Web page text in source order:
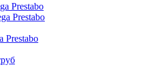
Prestabo
Prestabo
Prestabo